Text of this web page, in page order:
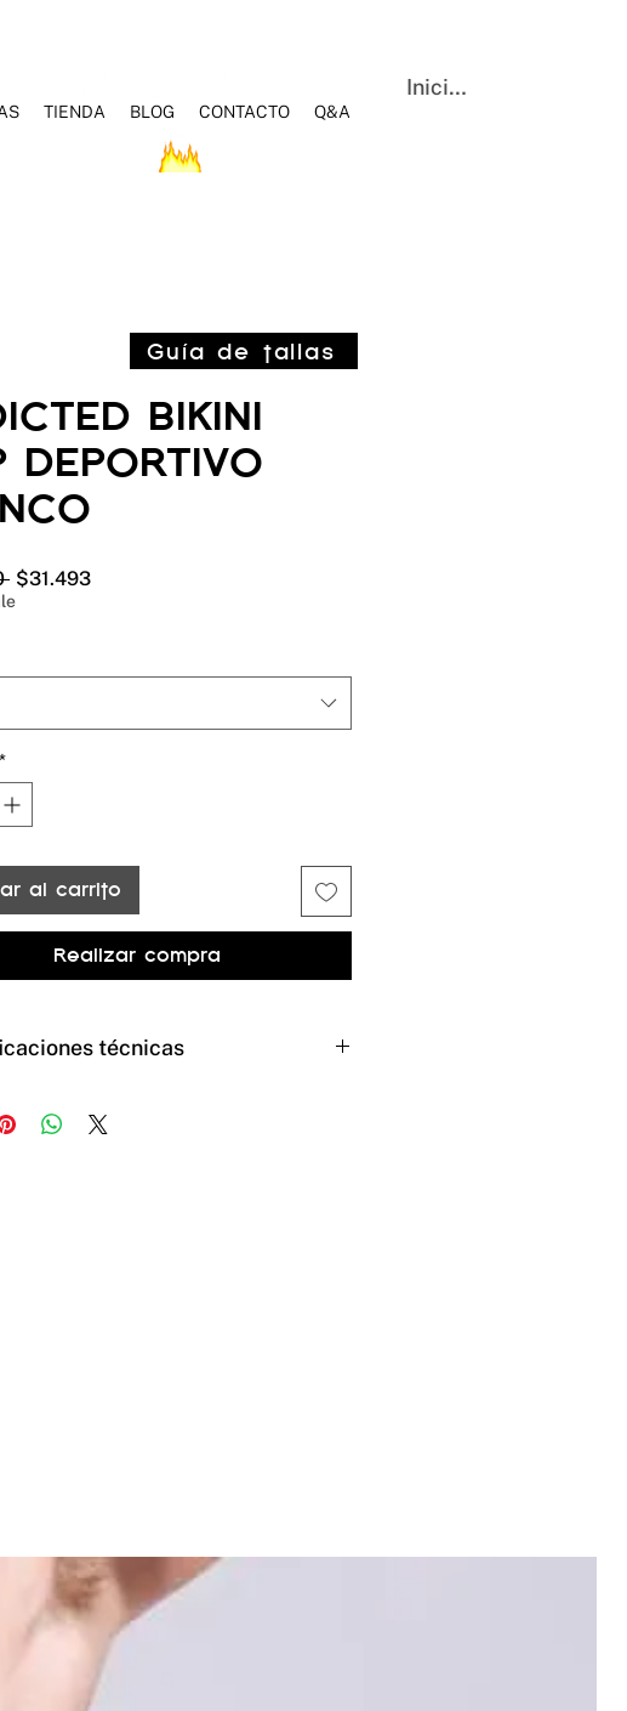
Iniciar sesión
BIKINI
DEPORTIVO
Precio
$31.493Precio
*
al carrito
Realizar compra
técnicas
Guía de tallas
TIENDA BLOG CONTACTO Q&A